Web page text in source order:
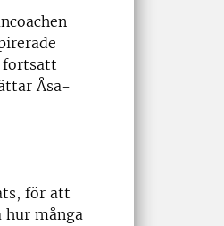
fortsatt
Åsa-
för att
många